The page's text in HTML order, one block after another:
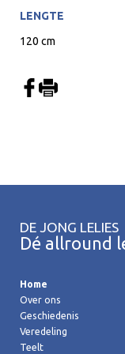
LENGTE
120 cm
DE JONG LELIES
Dé allround
Home
Over ons
Geschiedenis
Veredeling
Teelt